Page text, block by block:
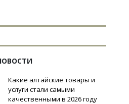
Какие алтайские товары и
услуги стали самыми
качественными в 2026 году